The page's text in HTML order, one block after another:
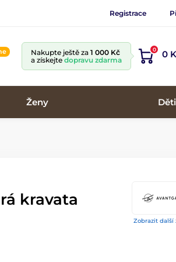
Registrace
Nakupte ještě za 1 000 Kč
a získejte dopravu zdarma
0 0
Ženy Děti
Zobrazit další
kravata